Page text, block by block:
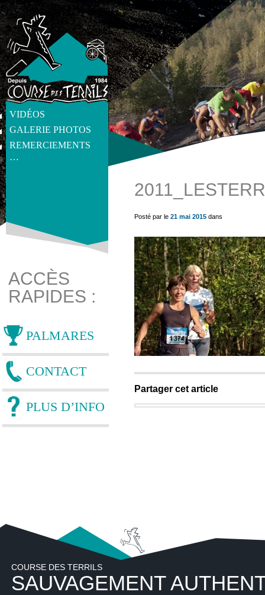
VIDÉOS
GALERIE PHOTOS
REMERCIEMENTS
…
get_post_meta(get_the_ID(), 'thumb', true) ?>
ACCÈS
RAPIDES :
PALMARES
CONTACT
PLUS D’INFO
Posté par le 21 mai 2015 dans
Partager cet article
COURSE DES TERRILS
SAUVAGEMENT